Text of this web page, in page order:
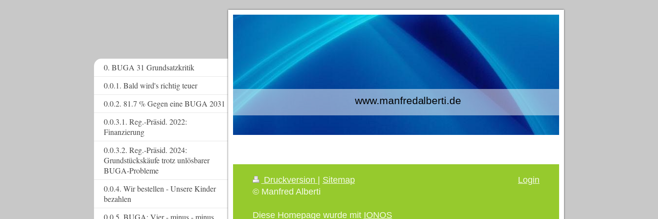
www.manfredalberti.de
Druckversion | Sitemap
© Manfred Alberti
Diese Homepage wurde mit IONOS
Login
0. BUGA 31 Grundsatzkritik
0.0.1. Bald wird's richtig teuer
0.0.2. 81.7 % Gegen eine BUGA 2031
0.0.3.1. Reg.-Präsid. 2022:
Finanzierung
0.0.3.2. Reg.-Präsid. 2024:
Grundstückskäufe trotz unlösbarer
BUGA-Probleme
0.0.4. Wir bestellen - Unsere Kinder
bezahlen
0.0.5. BUGA: Vier - minus - minus